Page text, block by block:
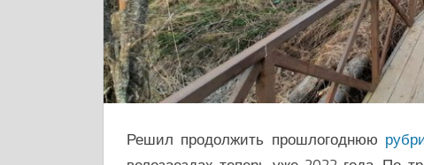
Решил продолжить прошлогоднюю